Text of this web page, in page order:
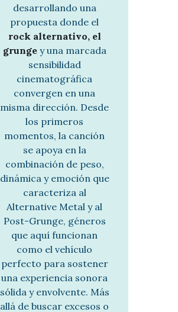
desarrollando una
propuesta donde el
rock alternativo, el
grungey una marcada
sensibilidad
cinematográfica
convergen en una
misma dirección. Desde
los primeros
momentos, la canción
se apoya en la
combinación de peso,
dinámica y emoción que
caracteriza al
Alternative Metal y al
Post-Grunge, géneros
que aquí funcionan
como el vehículo
perfecto para sostener
una experiencia sonora
sólida y envolvente. Más
allá de buscar excesos o